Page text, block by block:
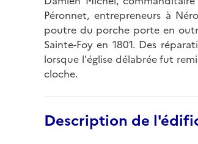
Péronnet, entrepreneurs à
poutre du porche porte en
Sainte-Foy en 1801. Des
lorsque l'église délabrée fut
cloche.
Description de